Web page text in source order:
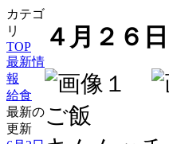
カテゴ
リ
TOP
最新情
報
給食
最新の
更新
４月２６
ご飯